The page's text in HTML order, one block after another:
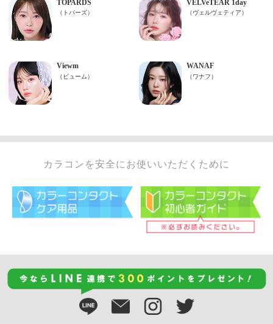
カラコンを安全にお使いいただくために